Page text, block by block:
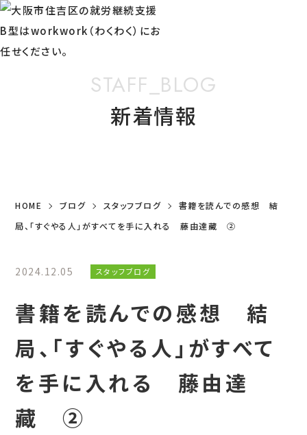
STAFF_BLOG
新着情報
HOME ブログ スタッフブログ
書籍を読んでの感想 結
局、「すぐやる人」がすべてを手に入れる 藤由達藏 ②
2024.12.05 スタッフブログ
書籍を読んでの感想 結
局、「すぐやる人」がすべて
を手に入れる 藤由達
藏 ②